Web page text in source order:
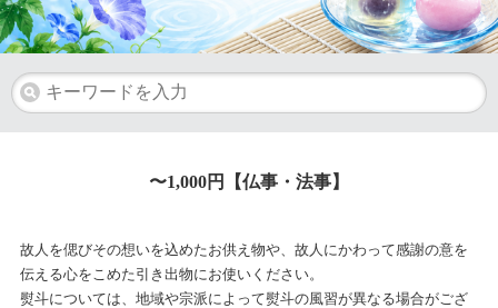
〜1,000円【仏事・法事】
故人を偲びその想いを込めたお供え物や、故人にかわって感謝の意を
伝える心をこめた引き出物にお使いください。
熨斗については、地域や宗派によって熨斗の風習が異なる場合がござ